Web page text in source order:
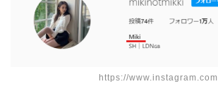
https://www.instagram.com